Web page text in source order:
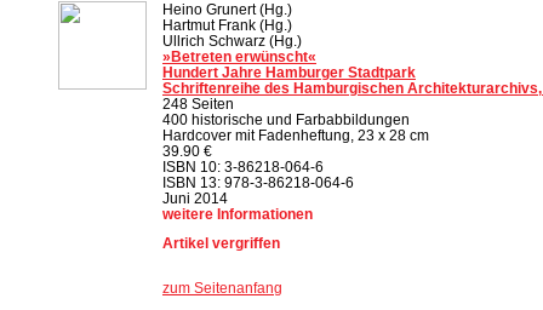
Heino Grunert (Hg.)
Hartmut Frank (Hg.)
Ullrich Schwarz (Hg.)
»Betreten erwünscht«
Hundert Jahre Hamburger Stadtpark
Schriftenreihe des Hamburgischen Architekturarchivs,
248 Seiten
400 historische und Farbabbildungen
Hardcover mit Fadenheftung, 23 x 28 cm
39.90 €
ISBN 10: 3-86218-064-6
ISBN 13: 978-3-86218-064-6
Juni 2014
weitere Informationen
Artikel vergriffen
zum Seitenanfang